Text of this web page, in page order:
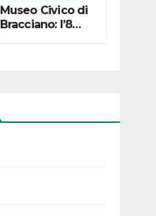
Museo Civico di
Bracciano: l’8